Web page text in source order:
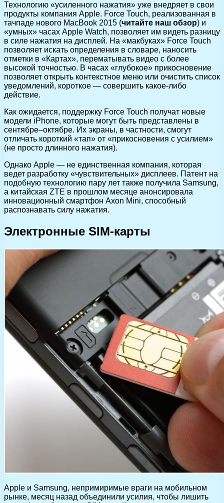
Технологию «усиленного нажатия» уже внедряет в свои
продукты компания Apple. Force Touch, реализованная в
тачпаде нового MacBook 2015 (читайте наш обзор) и
«умных» часах Apple Watch, позволяет им видеть разницу
в силе нажатия на дисплей. На «макбуках» Force Touch
позволяет искать определения в словаре, наносить
отметки в «Картах», перематывать видео с более
высокой точностью. В часах «глубокое» прикосновение
позволяет открыть контекстное меню или очистить список
уведомлений, короткое — совершить какое-либо
действие.
Как ожидается, поддержку Force Touch получат новые
модели iPhone, которые могут быть представлены в
сентябре–октябре. Их экраны, в частности, смогут
отличать короткий «тап» от «прикосновения с усилием»
(не просто длинного нажатия).
Однако Apple — не единственная компания, которая
ведет разработку «чувствительных» дисплеев. Патент на
подобную технологию пару лет также получила Samsung,
а китайская ZTE в прошлом месяце анонсировала
инновационный смартфон Axon Mini, способный
распознавать силу нажатия.
Электронные SIM-карты
Apple и Samsung, непримиримые враги на мобильном
рынке, месяц назад объединили усилия, чтобы лишить